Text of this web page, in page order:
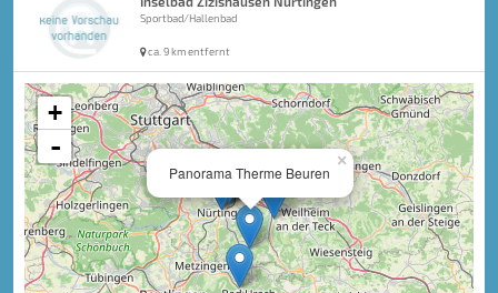
Sportbad/Hallenbad
ca. 9 km entfernt
×
Panorama Therme Beuren
+
-